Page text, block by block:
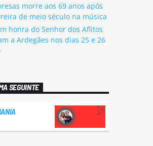
morre aos 69 anos após
de meio século na música
honra do Senhor dos Aflitos
a Ardegães nos dias 25 e 26
SEGUINTE